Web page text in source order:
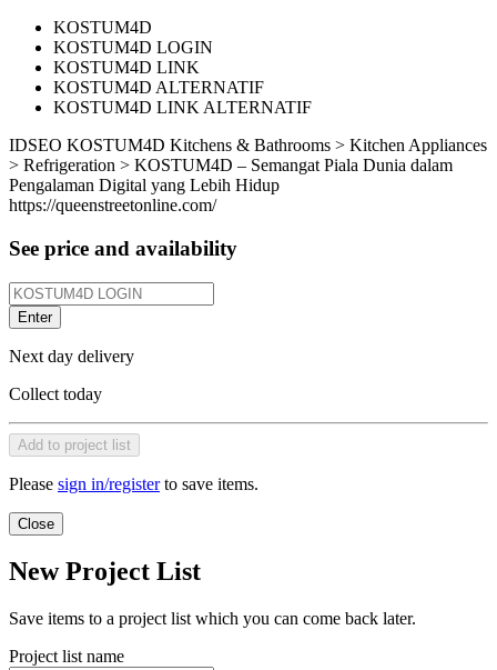
KOSTUM4D
KOSTUM4D LOGIN
KOSTUM4D LINK
KOSTUM4D ALTERNATIF
KOSTUM4D LINK ALTERNATIF
IDSEO KOSTUM4D Kitchens & Bathrooms > Kitchen Appliances
> Refrigeration > KOSTUM4D – Semangat Piala Dunia dalam
Pengalaman Digital yang Lebih Hidup
https://queenstreetonline.com/
See price and availability
Enter
Next day delivery
Collect today
Add to project list
Please sign in/registerto save items.
Close
New Project List
Save items to a project list which you can come back later.
Project list name